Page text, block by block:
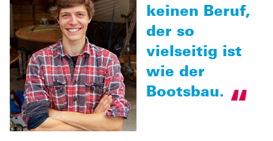
keinen Beruf,
der so
vielseitig ist
wie der
Bootsbau.